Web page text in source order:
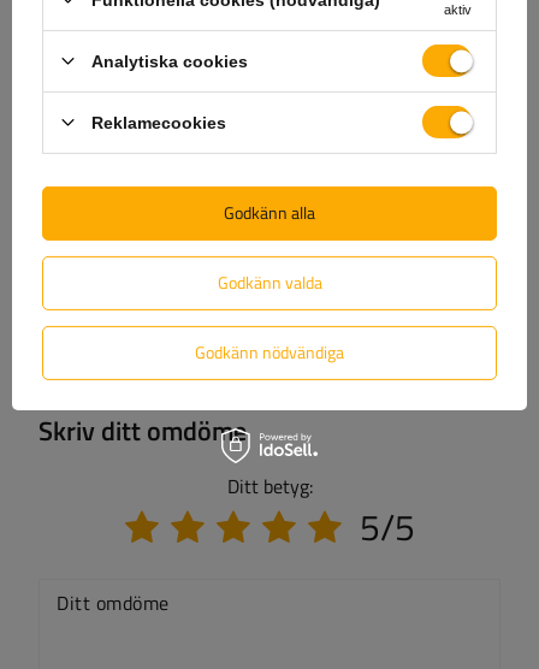
Specifikation
Leverans
Ställ en fråga
Recensioner
Skriv ditt omdöme
Ditt betyg:
5/5
Ditt omdöme
aktiv
Analytiska cookies
Reklamecookies
Godkänn valda
Godkänn nödvändiga
Godkänn alla